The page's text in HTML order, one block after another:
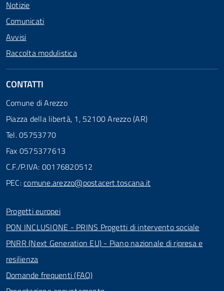
Notizie
Comunicati
Avvisi
Raccolta modulistica
CONTATTI
Comune di Arezzo
Piazza della libertà, 1, 52100 Arezzo (AR)
Tel. 05753770
Fax 0575377613
C.F./P.IVA: 00176820512
PEC:comune.arezzo@postacert.toscana.it
Progetti europei
PON INCLUSIONE - PRINS Progetti di intervento sociale
PNRR (Next Generation EU) - Piano nazionale di ripresa e
resilienza
Domande frequenti (FAQ)